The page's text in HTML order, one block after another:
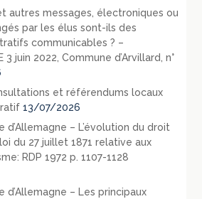
autres messages, électroniques ou
par les élus sont-ils des
communicables ? –
3 juin 2022, Commune d’Arvillard, n°
et référendums locaux
13/07/2026
d’Allemagne – L’évolution du droit
du 27 juillet 1871 relative aux
RDP 1972 p. 1107-1128
d’Allemagne – Les principaux